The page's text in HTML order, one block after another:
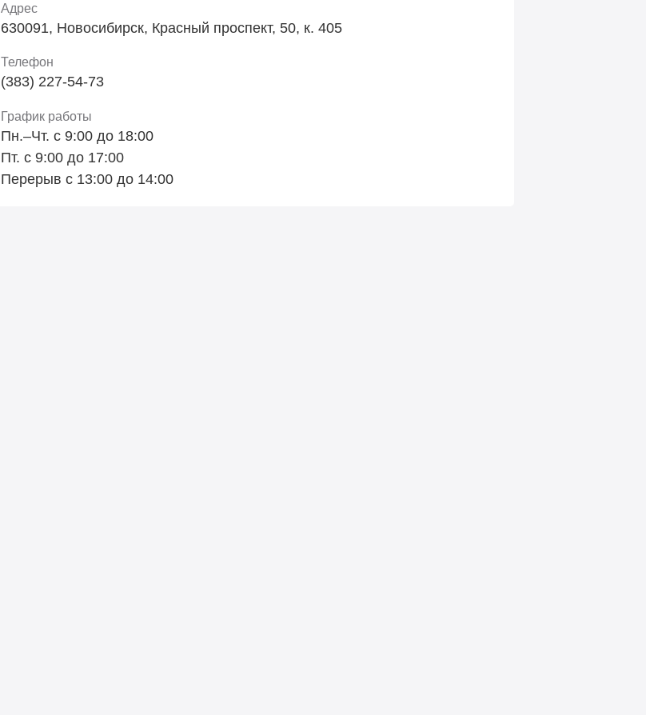
Адрес
630091, Новосибирск, Красный проспект, 50, к. 405
Телефон
(383) 227-54-73
График работы
Пн.–Чт. с 9:00 до 18:00
Пт. с 9:00 до 17:00
Перерыв с 13:00 до 14:00